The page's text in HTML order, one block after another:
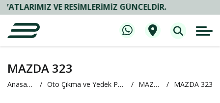
VE RESIMLERIMIZ GÜNCELDIR.
MAZDA 323
Anasayfa Oto Çıkma ve Yedek Parça MAZDA MAZDA 323